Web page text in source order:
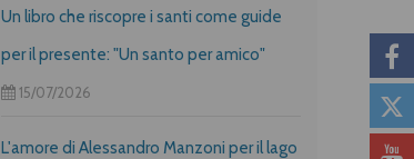
Un libro che riscopre i santi come guide
per il presente: "Un santo per amico"
15/07/2026
L'amore di Alessandro Manzoni per il lago